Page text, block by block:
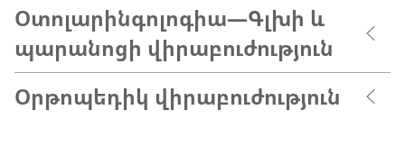
Օտոլարինգոլոգիա—Գլխի և
պարանոցի վիրաբուժություն
Օրթոպեդիկ վիրաբուժություն